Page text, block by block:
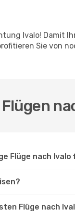
Ivalo! Damit
Sie von
Flüge nach Ivalo
Flüge nach